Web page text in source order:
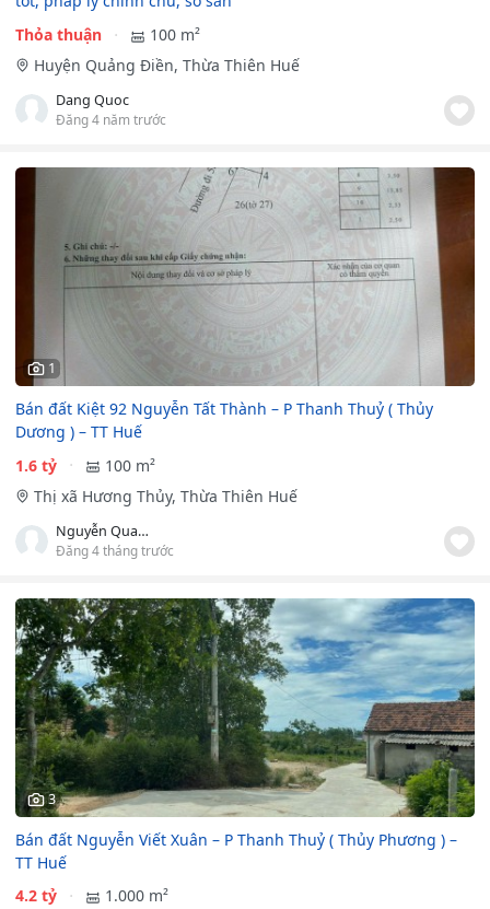
Thỏa thuận
100 m²
Huyện Quảng Điền, Thừa Thiên Huế
Dang Quoc
Đăng 4 năm trước
1
Bán đất Kiệt 92 Nguyễn Tất Thành – P Thanh Thuỷ ( Thủy
Dương ) – TT Huế
1.6 tỷ
100 m²
Thị xã Hương Thủy, Thừa Thiên Huế
Nguyễn Quang Trường Tín
Đăng 4 tháng trước
3
Bán đất Nguyễn Viết Xuân – P Thanh Thuỷ ( Thủy Phương ) –
TT Huế
4.2 tỷ
1.000 m²